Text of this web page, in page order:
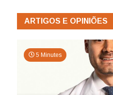
ARTIGOS E OPINIÕES
5 Minutes